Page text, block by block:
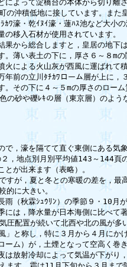
によって淀橋台の本体から切り離
の沖積低地に接しています。また
ｶﾜ濠・乾ｲﾇｲ濠・蓮ﾊｽ池など大小
移入石材が使用されています。
から総合しますと，皇居の地下
。薄い表土の下に，厚さ６～８m
火による火山灰が西風に運ばれて
年前の立川ﾀﾁｶﾜローム層が上に，
その下に４～５mの厚さのロー
の砂や礫ﾚｷの層（東京層）のよう
，濠を隔てて直ぐ東側にある気
，地点別月別平均値143～144頁
が出来ます（表略）。
が，夏と冬との寒暖の差を，最
に大きい。
（秋霖ｼｭｳﾘﾝ）の季節９・10月
には，降水量が日本海側に比べて
圧配置が続いて北西や北の風が多
」と称し，特に３月から４月にか
ーム）が，土煙となって空高く巻
は放射冷却によって気温が下がり